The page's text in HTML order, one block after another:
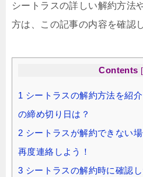
シートラスの詳しい解約方法
方は、この記事の内容を確認
Contents [
1 シートラスの解約方法を紹
の締め切り日は？
2 シートラスが解約できない
再度連絡しよう！
3 シートラスの解約時に確認